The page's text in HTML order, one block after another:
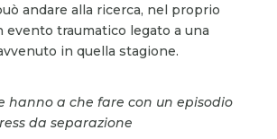
andare alla ricerca, nel proprio
evento traumatico legato a una
in quella stagione.
hanno a che fare con un episodio
da separazione